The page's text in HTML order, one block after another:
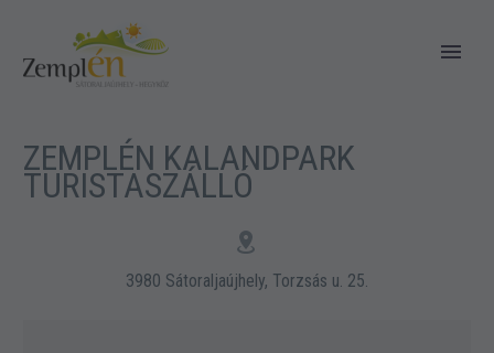
ZEMPLÉN KALANDPARK
TURISTASZÁLLÓ


3980 Sátoraljaújhely, Torzsás u. 25.